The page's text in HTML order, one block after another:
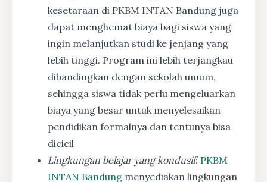
kesetaraan di PKBM INTAN Bandung juga
dapat menghemat biaya bagi siswa yang
ingin melanjutkan studi ke jenjang yang
lebih tinggi. Program ini lebih terjangkau
dibandingkan dengan sekolah umum,
sehingga siswa tidak perlu mengeluarkan
biaya yang besar untuk menyelesaikan
pendidikan formalnya dan tentunya bisa
dicicil
Lingkungan belajar yang kondusif: PKBM
INTAN Bandung menyediakan lingkungan